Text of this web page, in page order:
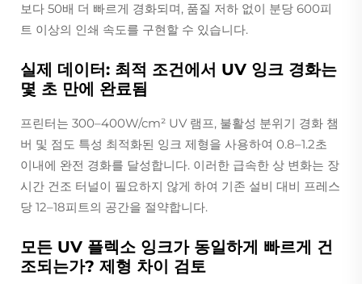
보다 50배 더 빠르게 경화되며, 품질 저하 없이 분당 600피
트 이상의 인쇄 속도를 구현할 수 있습니다.
실제 데이터: 최적 조건에서 UV 잉크 경화는
몇 초 만에 완료됨
프린터는 300–400W/cm² UV 램프, 불활성 분위기 경화 챔
버 및 점도 특성 최적화된 잉크 제형을 사용하여 0.8–1.2초
이내에 완전 경화를 달성합니다. 이러한 급속한 상 변화는 장
시간 건조 터널이 필요하지 않게 하여 기존 설비 대비 프레스
당 12–18피트의 공간을 절약합니다.
모든 UV 플렉소 잉크가 동일하게 빠르게 건
조되는가? 제형 차이 검토